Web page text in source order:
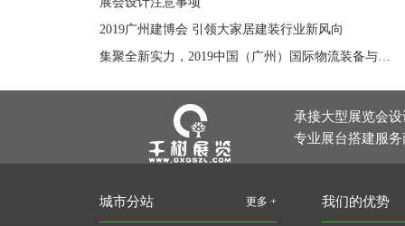
2019广州建博会 引领大家居建装行业新风向
集聚全新实力，2019中国（广州）国际物流装备与技术展览会引领华南物流发展新风向
承接大型展览会
专业展台搭建服务
更多 +
城市分站 我们的优势